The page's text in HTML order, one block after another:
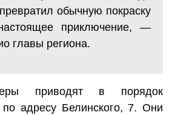
обычную покраску
приключение, —
главы региона.
приводят в порядок
адресу Белинского, 7. Они